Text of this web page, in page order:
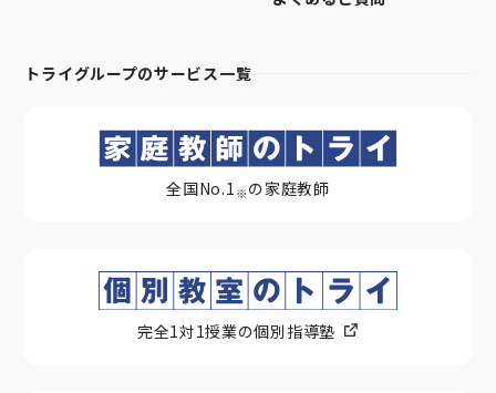
トライグループのサービス一覧
全国No.1 ※ の家庭教師
完全1対1授業の個別指導塾